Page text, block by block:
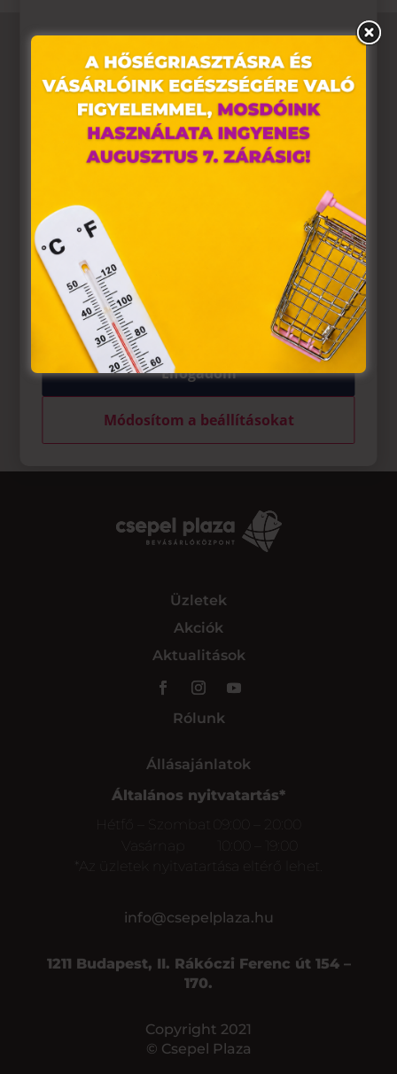
Üzletek
Akciók
Aktualitások
Rólunk
Állásajánlatok
Általános nyitvatartás*
Hétfő – Szombat
09:00 – 20:00
Vasárnap
*Az üzletek nyitvatartása eltérő lehet.
info@csepelplaza.hu
1211 Budapest, II. Rákóczi Ferenc út 154 –
170.
Copyright 2021
© Csepel Plaza
Ez az oldal sütiket használ
Weboldalunkon „cookie"-kat (továbbiakban „süti")
alkalmazunk. Ezek olyan fájlok, melyek információt tárolnak
webes böngészőjében. Ehhez az Ön hozzájárulása
szükséges.
A „sütiket" az elektronikus hírközlésről szóló 2003. évi C.
törvény, az elektronikus kereskedelmi szolgáltatások, az
információs társadalommal összefüggő szolgáltatások
egyes kérdéseiről szóló 2001. évi CVIII. törvény, valamint az
Európai Unió előírásainak megfelelően használjuk. Azon
weblapoknak, melyek az Európai Unió országain belül
működnek, a „sütik" használatához, és ezeknek a
felhasználó számítógépén vagy egyéb eszközén történő
tárolásához a felhasználók hozzájárulását kell kérniük.
Elfogadom
Módosítom a beállításokat